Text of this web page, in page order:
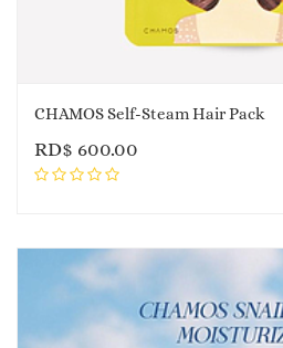
CHAMOS Self-Steam Hair Pack
RD$ 600.00